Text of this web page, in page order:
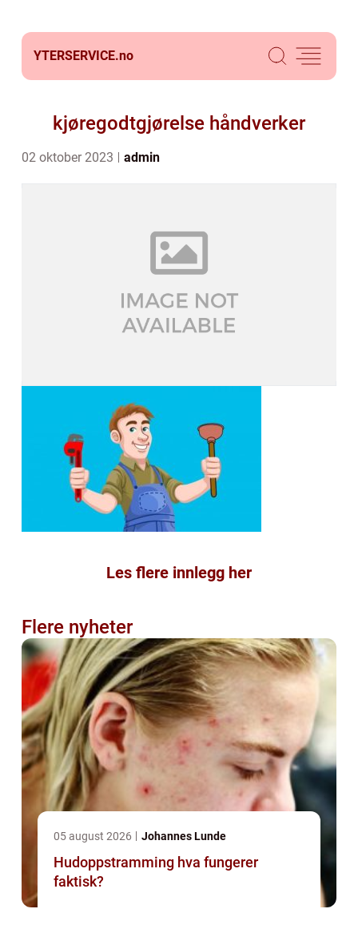
YTERSERVICE.no
kjøregodtgjørelse håndverker
02 oktober 2023 admin
Les flere innlegg her
Flere nyheter
05 august 2026 Johannes Lunde
Hudoppstramming hva fungerer
faktisk?